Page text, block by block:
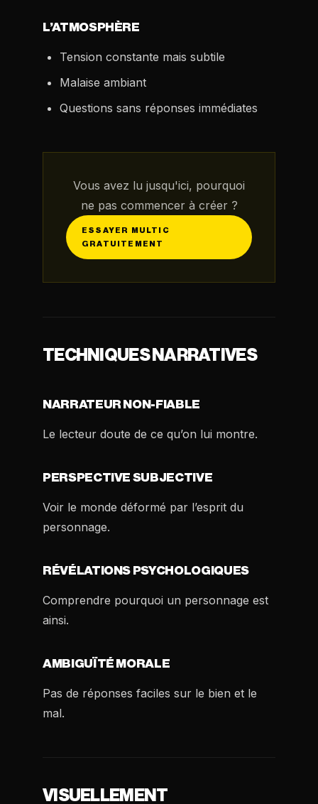
L’ATMOSPHÈRE
Tension constante mais subtile
Malaise ambiant
Questions sans réponses immédiates
Vous avez lu jusqu'ici, pourquoi
ne pas commencer à créer ?
ESSAYER MULTIC
GRATUITEMENT
TECHNIQUES NARRATIVES
NARRATEUR NON-FIABLE
Le lecteur doute de ce qu’on lui montre.
PERSPECTIVE SUBJECTIVE
Voir le monde déformé par l’esprit du
personnage.
RÉVÉLATIONS PSYCHOLOGIQUES
Comprendre pourquoi un personnage est
ainsi.
AMBIGUÏTÉ MORALE
Pas de réponses faciles sur le bien et le
mal.
VISUELLEMENT